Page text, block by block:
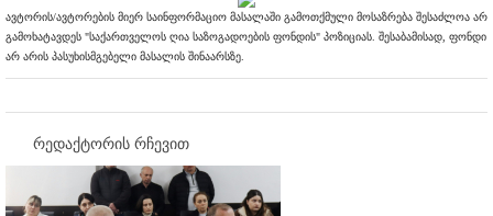
ავტორის/ავტორების მიერ საინფორმაციო მასალაში გამოთქმული მოსაზრება შესაძლოა არ
გამოხატავდეს "საქართველოს ღია საზოგადოების ფონდის" პოზიციას. შესაბამისად, ფონდი
არ არის პასუხისმგებელი მასალის შინაარსზე.
რედაქტორის რჩევით